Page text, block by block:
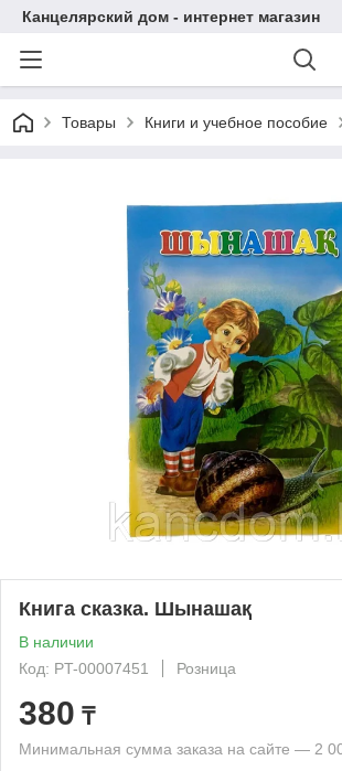
Канцелярский дом - интернет магазин
Товары Книги и учебное пособие
Книга сказка. Шынашақ
В наличии
Код: PT-00007451
Розница
380 ₸
Минимальная сумма заказа на сайте — 2